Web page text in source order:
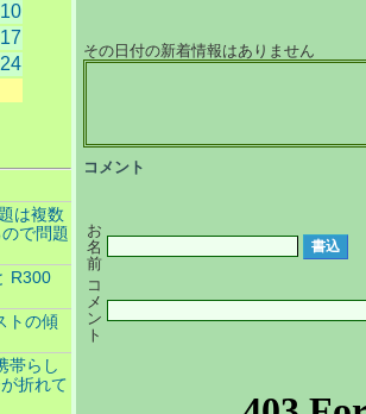
その日付の新着情報はありません
コメント
お
名
前
コ
メ
ン
ト
10
17
24
は複数
で問題
R300
トの傾
帯らし
折れて